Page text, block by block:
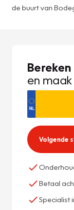
de buurt van
en
Volgende
Betaal
Specialist